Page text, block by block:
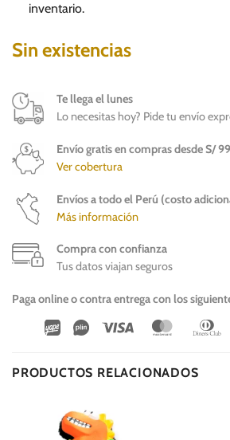
inventario.
Sin existencias
Te llega el lunes
Lo necesitas hoy? Pide tu envío
Envío gratis en compras desde S/ 99
Ver cobertura
Envíos a todo el Perú (costo
Más información
Compra con confianza
Tus datos viajan seguros
Paga online o contra entrega con los
Wirecard
Vipps Visa
PRODUCTOS RELACIONADOS